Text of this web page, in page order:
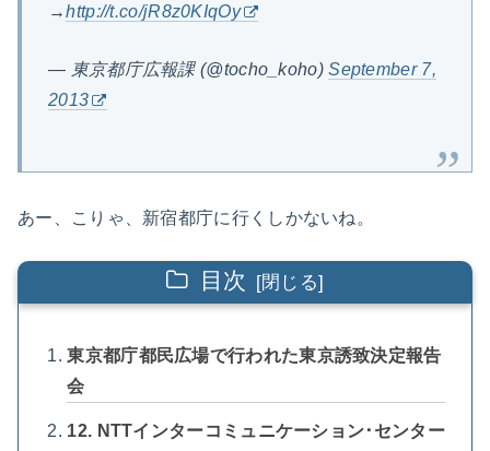
→http://t.co/jR8z0KIqOy
— 東京都庁広報課 (@tocho_koho)September 7,
2013
あー、こりゃ、新宿都庁に行くしかないね。
目次
東京都庁都民広場で行われた東京誘致決定報告
会
12. NTTインターコミュニケーション･センター